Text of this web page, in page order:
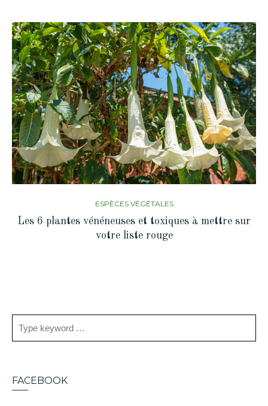
ESPÈCES VÉGÉTALES
Les 6 plantes vénéneuses et toxiques à mettre sur
votre liste rouge
FACEBOOK